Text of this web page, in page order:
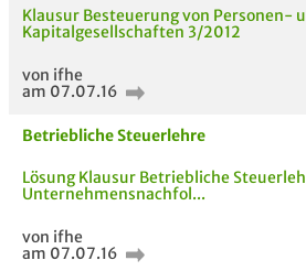
Klausur Besteuerung von Personen-
Kapitalgesellschaften 3/2012
von ifhe
am 07.07.16
Betriebliche Steuerlehre
Lösung Klausur Betriebliche
Unternehmensnachfol...
von ifhe
am 07.07.16